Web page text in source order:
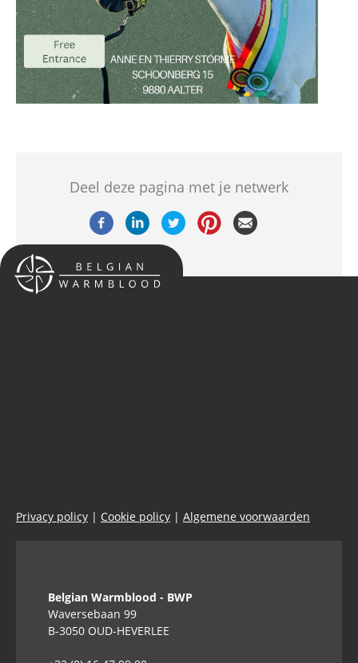
Deel deze pagina met je netwerk
Privacy policy | Cookie policy | Algemene voorwaarden
Belgian Warmblood - BWP
Waversebaan 99
B-3050 OUD-HEVERLEE